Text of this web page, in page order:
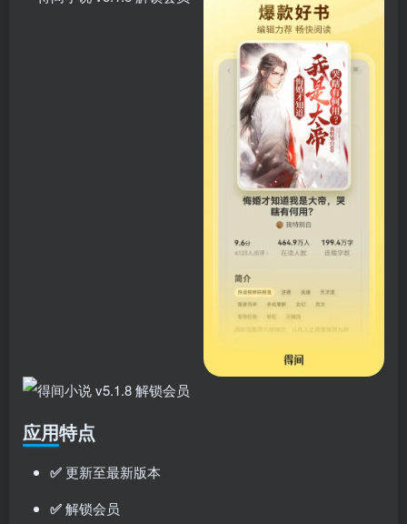
应用特点
✅更新至最新版本
✅解锁会员